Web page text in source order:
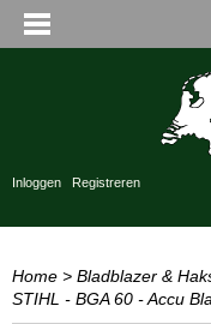
Inloggen Registreren
Home > Bladblazer &
STIHL - BGA 60 - Accu